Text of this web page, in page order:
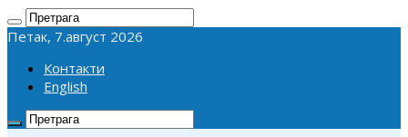
Петак, 7.август 2026
Контакти
English